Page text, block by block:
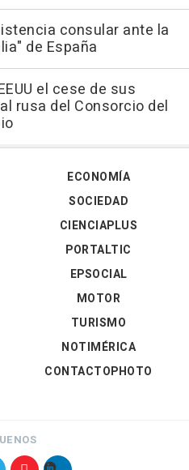
consular ante la
de España
el cese de sus
rusa del Consorcio del
ECONOMÍA
SOCIEDAD
CIENCIAPLUS
PORTALTIC
EPSOCIAL
MOTOR
TURISMO
NOTIMÉRICA
CONTACTOPHOTO